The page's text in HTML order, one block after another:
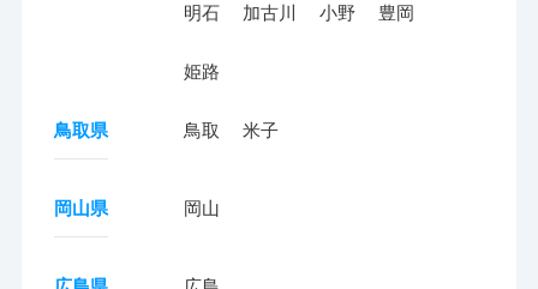
明石 加古川 小野 豊岡
姫路
鳥取県 鳥取 米子
岡山県 岡山